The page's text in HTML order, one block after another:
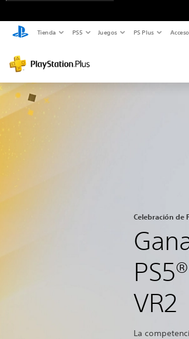
Tienda PS5 Juegos PS Plus
Celebración de
VR2
La